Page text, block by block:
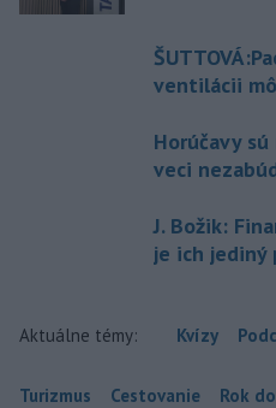
ventilácii
Horúčavy
veci
J. Božik:
je ich jediný
Aktuálne témy: Kvízy
Turizmus Cestovanie Rok